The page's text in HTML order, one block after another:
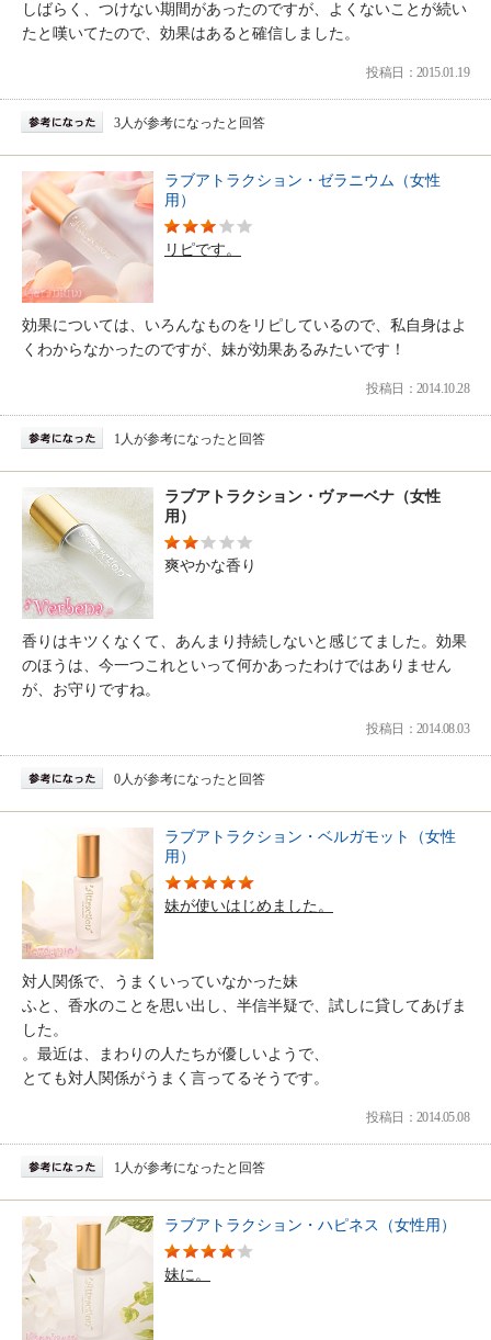
しばらく、つけない期間があったのですが、よくないことが続い
たと嘆いてたので、効果はあると確信しました。
投稿日：2015.01.19
3人が参考になったと回答
ラブアトラクション・ゼラニウム（女性
用）
リピです。
効果については、いろんなものをリピしているので、私自身はよ
くわからなかったのですが、妹が効果あるみたいです！
投稿日：2014.10.28
1人が参考になったと回答
ラブアトラクション・ヴァーベナ（女性
用）
爽やかな香り
香りはキツくなくて、あんまり持続しないと感じてました。効果
のほうは、今一つこれといって何かあったわけではありません
が、お守りですね。
投稿日：2014.08.03
0人が参考になったと回答
ラブアトラクション・ベルガモット（女性
用）
妹が使いはじめました。
対人関係で、うまくいっていなかった妹
ふと、香水のことを思い出し、半信半疑で、試しに貸してあげま
した。
。最近は、まわりの人たちが優しいようで、
とても対人関係がうまく言ってるそうです。
投稿日：2014.05.08
1人が参考になったと回答
ラブアトラクション・ハピネス（女性用）
妹に。